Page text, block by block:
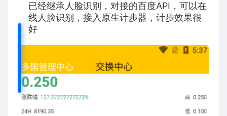
已经继承人脸识别，对接的百度API，可以在
线人脸识别，接入原生计步器，计步效果很
好